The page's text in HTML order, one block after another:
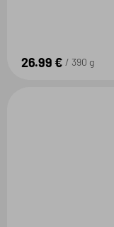
26.99 € 390 g